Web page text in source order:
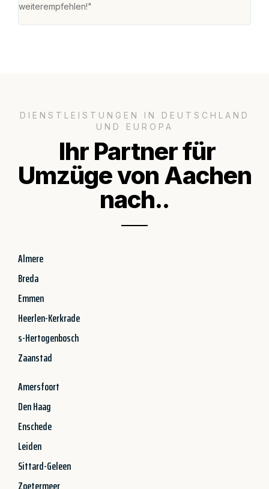
weiterempfehlen!"
DIENSTLEISTUNGEN IN DEUTSCHLAND
UND EUROPA
Ihr Partner für
Umzüge von Aachen
nach..
Almere
Breda
Emmen
Heerlen-Kerkrade
s-Hertogenbosch
Zaanstad
Amersfoort
Den Haag
Enschede
Leiden
Sittard-Geleen